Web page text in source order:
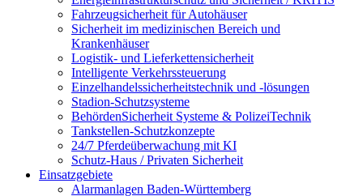
Fahrzeugsicherheit für Autohäuser
Sicherheit im medizinischen Bereich und
Krankenhäuser
Logistik- und Lieferkettensicherheit
Intelligente Verkehrssteuerung
Einzelhandelssicherheitstechnik und -lösungen
Stadion-Schutzsysteme
BehördenSicherheit Systeme & PolizeiTechnik
Tankstellen-Schutzkonzepte​
24/7 Pferdeüberwachung mit KI
Schutz-Haus / Privaten Sicherheit
Einsatzgebiete
Alarmanlagen Baden-Württemberg